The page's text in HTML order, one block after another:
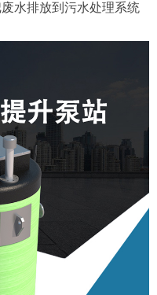
水排放到污水处理系统